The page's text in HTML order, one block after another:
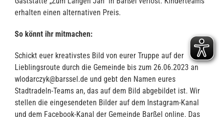
erhalten einen alternativen Preis.
So könnt ihr mitmachen:
Schickt euer kreativstes Bild von eurer Truppe auf der
Lieblingsroute durch die Gemeinde bis zum 26.06.2023 an
wlodarczyk@barssel.de und gebt den Namen eures
Stadtradeln-Teams an, das auf dem Bild abgebildet ist. Wir
stellen die eingesendeten Bilder auf dem Instagram-Kanal
und dem Facebook-Kanal der Gemeinde Barßel online. Das